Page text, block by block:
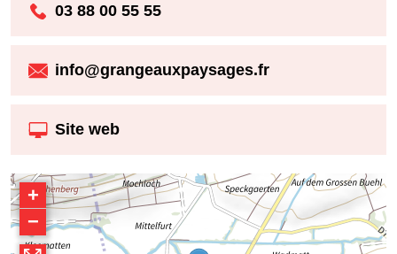
03 88 00 55 55
info@grangeauxpaysages.fr
Site web
+
−